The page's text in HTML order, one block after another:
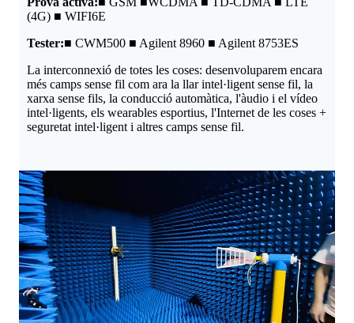
(4G) ■ WIFI6E
Tester:■ CWM500 ■ Agilent 8960 ■ Agilent 8753ES
La interconnexió de totes les coses: desenvoluparem encara
més camps sense fil com ara la llar intel·ligent sense fil, la
xarxa sense fils, la conducció automàtica, l'àudio i el vídeo
intel·ligents, els wearables esportius, l'Internet de les coses +
seguretat intel·ligent i altres camps sense fil.